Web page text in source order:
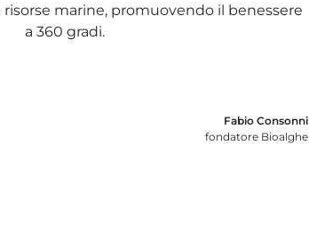
risorse marine, promuovendo il benessere
a 360 gradi.
Fabio Consonni
fondatore Bioalghe